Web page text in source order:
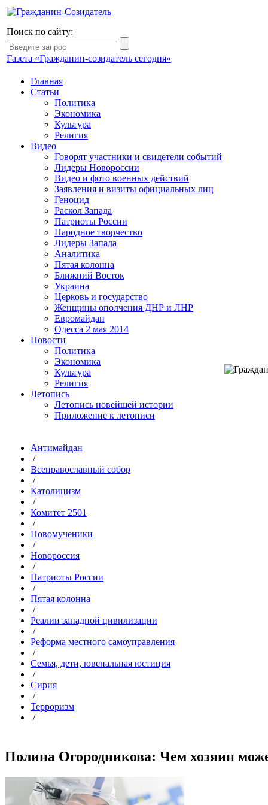
Поиск по сайту:
Газета «Гражданин-созидатель сегодня»
Главная
Статьи
Политика
Экономика
Культура
Религия
Видео
Говорят участники и свидетели событий
Лидеры Новороссии
Видео и фото военных действий
Заявления и визиты официальных лиц
Геноцид
Раскол Запада
Патриоты России
Народное творчество
Лидеры Запада
Аналитика
Пятая колонна
Ближний Восток
Украина
Церковь и государство
Женщины ополчения ДНР и ЛНР
Евромайдан
Одесса 2 мая 2014
Новости
Политика
Экономика
Культура
Религия
Летопись
Летопись новейшей истории
Приложение к летописи
Антимайдан
/
Всеправославный собор
/
Католицизм
/
Комитет 2501
/
Новомученики
/
Новороссия
/
Патриоты России
/
Пятая колонна
/
Реалии западной цивилизации
/
Реформа местного самоуправления
/
Семья, дети, ювенальная юстиция
/
Сирия
/
Терроризм
/
Полина Огородникова: Чем хозяин